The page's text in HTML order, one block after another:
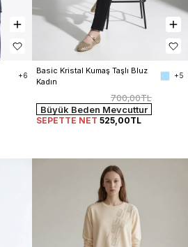
+6
Basic Kristal Kumaş Taşlı Bluz
Kadın
+5
700,00TL
Büyük Beden Mevcuttur
SEPETTE NET 525,00TL